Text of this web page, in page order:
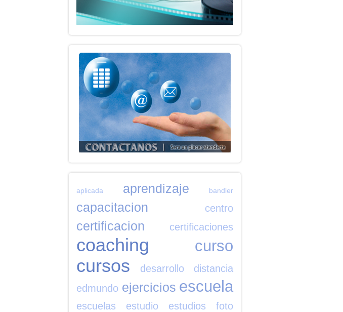
aplicada aprendizaje bandler
capacitacion centro
certificacion certificaciones
coaching curso
cursos desarrollo
distancia
edmundo ejercicios escuela
escuelas estudio estudios foto